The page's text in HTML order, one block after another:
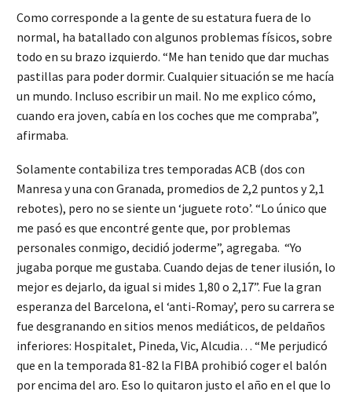
Como corresponde a la gente de su estatura fuera de lo
normal, ha batallado con algunos problemas físicos, sobre
todo en su brazo izquierdo. “Me han tenido que dar muchas
pastillas para poder dormir. Cualquier situación se me hacía
un mundo. Incluso escribir un mail. No me explico cómo,
cuando era joven, cabía en los coches que me compraba”,
afirmaba.
Solamente contabiliza tres temporadas ACB (dos con
Manresa y una con Granada, promedios de 2,2 puntos y 2,1
rebotes), pero no se siente un ‘juguete roto’. “Lo único que
me pasó es que encontré gente que, por problemas
personales conmigo, decidió joderme”, agregaba. “Yo
jugaba porque me gustaba. Cuando dejas de tener ilusión, lo
mejor es dejarlo, da igual si mides 1,80 o 2,17”. Fue la gran
esperanza del Barcelona, el ‘anti-Romay’, pero su carrera se
fue desgranando en sitios menos mediáticos, de peldaños
inferiores: Hospitalet, Pineda, Vic, Alcudia… “Me perjudicó
que en la temporada 81-82 la FIBA prohibió coger el balón
por encima del aro. Eso lo quitaron justo el año en el que lo